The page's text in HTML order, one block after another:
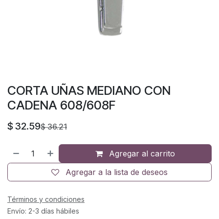
CORTA UÑAS MEDIANO CON
CADENA 608/608F
$ 32.59$36.21
Agregar al carrito
Agregar a la lista de deseos
Términos y condiciones
Envío: 2-3 días hábiles